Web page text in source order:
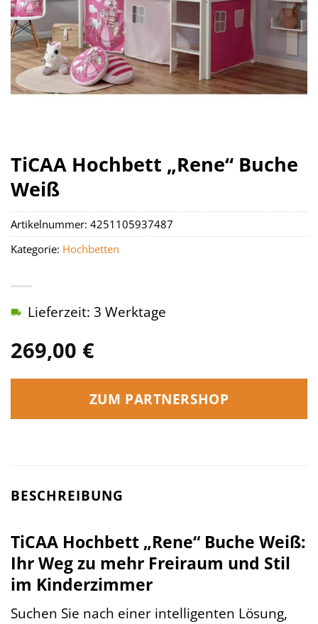
TiCAA Hochbett „Rene“ Buche
Weiß
269,00 €
Lieferzeit: 3 Werktage
ZUM PARTNERSHOP
Artikelnummer: 4251105937487
Kategorie: Hochbetten
BESCHREIBUNG
TiCAA Hochbett „Rene“ Buche Weiß:
Ihr Weg zu mehr Freiraum und Stil
im Kinderzimmer
Suchen Sie nach einer intelligenten Lösung,